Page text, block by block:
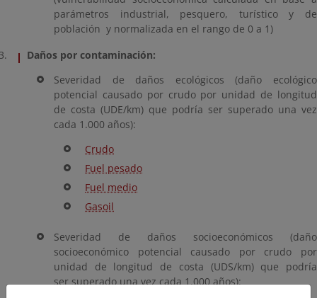
parámetros industrial, pesquero, turístico y de
población y normalizada en el rango de 0 a 1)
Daños por contaminación:
Severidad de daños ecológicos (daño ecológico
potencial causado por crudo por unidad de longitud
de costa (UDE/km) que podría ser superado una vez
cada 1.000 años):
Crudo
Fuel pesado
Fuel medio
Gasoil
Severidad de daños socioeconómicos (daño
socioeconómico potencial causado por crudo por
unidad de longitud de costa (UDS/km) que podría
ser superado una vez cada 1.000 años):